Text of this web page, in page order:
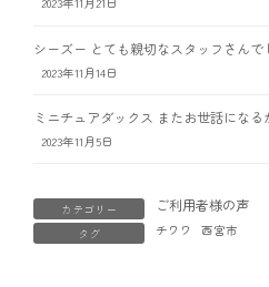
シーズー とても親切なスタッフさんで
2023年11月14日
ミニチュアダックス またお世話になる
2023年11月5日
カテゴリー ご利用者様の声
タグ チワワ 西宮市